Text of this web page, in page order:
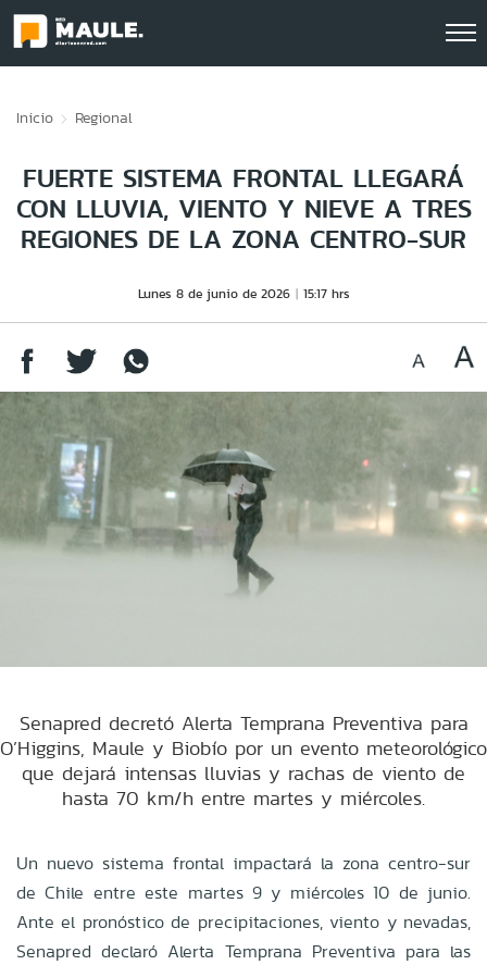
Inicio Regional
FUERTE SISTEMA FRONTAL LLEGARÁ
CON LLUVIA, VIENTO Y NIEVE A TRES
REGIONES DE LA ZONA CENTRO-SUR
Lunes 8 de junio de 2026 15:17 hrs
Senapred decretó Alerta Temprana Preventiva para
O’Higgins, Maule y Biobío por un evento meteorológico
que dejará intensas lluvias y rachas de viento de
hasta 70 km/h entre martes y miércoles.
Un nuevo sistema frontal impactará la zona centro-sur
de Chile entre este martes 9 y miércoles 10 de junio.
Ante el pronóstico de precipitaciones, viento y nevadas,
Senapred declaró Alerta Temprana Preventiva para las